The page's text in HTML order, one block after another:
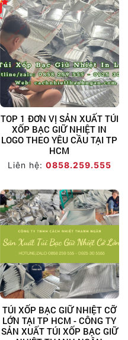
TOP 1 ĐƠN VỊ SẢN XUẤT TÚI
XỐP BẠC GIỮ NHIỆT IN
LOGO THEO YÊU CẦU TẠI TP
HCM
Liên hệ: 0858.259.555
TÚI XỐP BẠC GIỮ NHIỆT CỠ
LỚN TẠI TP HCM - CÔNG TY
SẢN XUẤT TÚI XỐP BẠC GIỮ